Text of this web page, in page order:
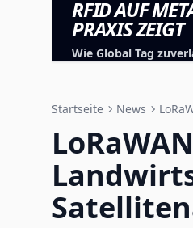
RFID AUF
PRAXIS ZEIGT
Wie Global Tag
Startseite News